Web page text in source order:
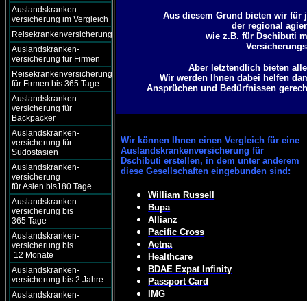
Auslandskranken-
versicherung im Vergleich
Reisekrankenversicherung
Auslandskranken-
versicherung für Firmen
Reisekrankenversicherung
für Firmen bis 365 Tage
Auslandskranken-
versicherung für
Backpacker
Auslandskranken-
versicherung für
Südostasien
Auslandskranken-
versicherung
für Asien bis180 Tage
Auslandskranken-
versicherung bis
365 Tage
Auslandskranken-
versicherung bis
12 Monate
Auslandskranken-
versicherung bis 2 Jahre
Auslandskranken-
Aus diesem Grund bieten wir für
der regional
wie z.B. für Dschibuti
Aber letztendlich bieten
Wir werden Ihnen dabei helfen
Ansprüchen und Bedürfnissen
Wir können Ihnen einen Vergleich für eine
Auslandskrankenversicherung für
Dschibuti erstellen, in dem unter anderem
diese Gesellschaften eingebunden sind:
William Russell
Bupa
Allianz
Pacific Cross
Aetna
Healthcare
BDAE Expat Infinity
Passport Card
IMG